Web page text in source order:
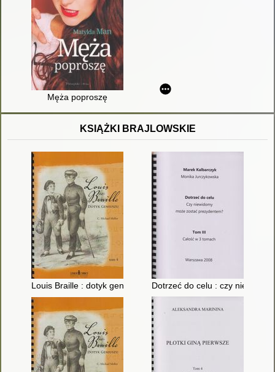
Męża poproszę
KSIĄŻKI BRAJLOWSKIE
Louis Braille : dotyk geniuszu. T. 4Dotrzeć do celu : czy